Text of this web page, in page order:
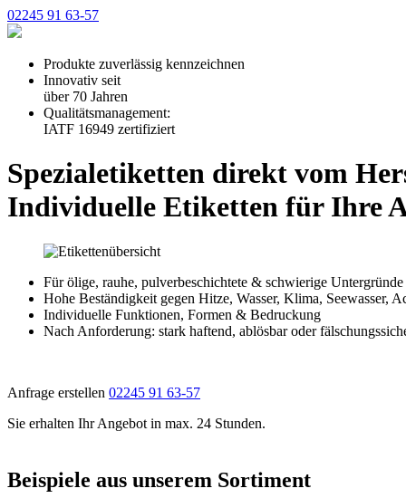
02245 91 63-57
Produkte zuverlässig kennzeichnen
Innovativ seit
über 70 Jahren
Qualitätsmanagement:
IATF 16949 zertifiziert
Spezialetiketten direkt vom
Individuelle Etiketten für Ihre
Für ölige, rauhe, pulverbeschichtete & schwierige Untergründe
Hohe Beständigkeit gegen Hitze, Wasser, Klima, Seewasser,
Individuelle Funktionen, Formen & Bedruckung
Nach Anforderung: stark haftend, ablösbar oder
Anfrage erstellen 02245 91 63-57
Sie erhalten Ihr Angebot in max. 24 Stunden.
Beispiele aus unserem Sortiment